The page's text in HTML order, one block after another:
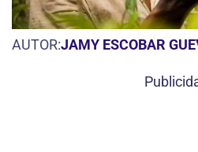
AUTOR:JAMY ESCOBAR